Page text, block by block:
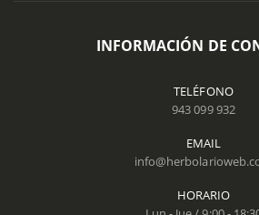
INFORMACIÓN DE
TELÉFONO
943 099 932
EMAIL
HORARIO